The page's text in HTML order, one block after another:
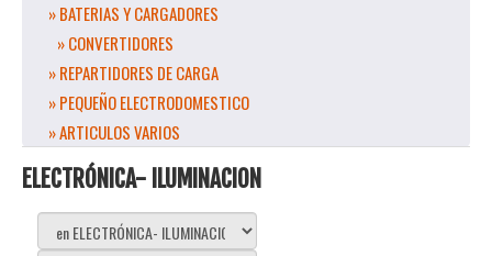
» BATERIAS Y CARGADORES
» CONVERTIDORES
» REPARTIDORES DE CARGA
» PEQUEÑO ELECTRODOMESTICO
» ARTICULOS VARIOS
ELECTRÓNICA- ILUMINACION